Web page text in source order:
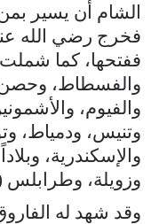
الشام أن يسير
فخرج رضي الله
ففتحها، كما شملت
والفسطاط،
والفيوم،
وتنيس، ودمياط،
والإسكندرية،
وزويلة، وطرابلس (سير
وقد شهد له